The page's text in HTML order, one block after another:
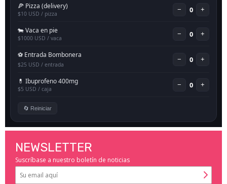
NEWSLETTER
Suscríbase a nuestro boletín de noticias